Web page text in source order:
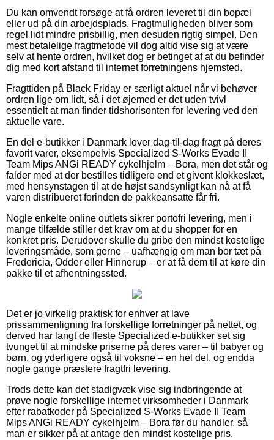
Du kan omvendt forsøge at få ordren leveret til din bopæl
eller ud på din arbejdsplads. Fragtmuligheden bliver som
regel lidt mindre prisbillig, men desuden rigtig simpel. Den
mest betalelige fragtmetode vil dog altid vise sig at være
selv at hente ordren, hvilket dog er betinget af at du befinder
dig med kort afstand til internet forretningens hjemsted.
Fragttiden på Black Friday er særligt aktuel når vi behøver
ordren lige om lidt, så i det øjemed er det uden tvivl
essentielt at man finder tidshorisonten for levering ved den
aktuelle vare.
En del e-butikker i Danmark lover dag-til-dag fragt på deres
favorit varer, eksempelvis Specialized S-Works Evade II
Team Mips ANGi READY cykelhjelm – Bora, men det står og
falder med at der bestilles tidligere end et givent klokkeslæt,
med hensynstagen til at de højst sandsynligt kan nå at få
varen distribueret forinden de pakkeansatte får fri.
Nogle enkelte online outlets sikrer portofri levering, men i
mange tilfælde stiller det krav om at du shopper for en
konkret pris. Derudover skulle du gribe den mindst kostelige
leveringsmåde, som gerne – uafhængig om man bor tæt på
Fredericia, Odder eller Hinnerup – er at få dem til at køre din
pakke til et afhentningssted.
Det er jo virkelig praktisk for enhver at lave
prissammenligning fra forskellige forretninger på nettet, og
derved har langt de fleste Specialized e-butikker set sig
tvunget til at mindske priserne på deres varer – til babyer og
børn, og yderligere også til voksne – en hel del, og endda
nogle gange præstere fragtfri levering.
Trods dette kan det stadigvæk vise sig indbringende at
prøve nogle forskellige internet virksomheder i Danmark
efter rabatkoder på Specialized S-Works Evade II Team
Mips ANGi READY cykelhjelm – Bora før du handler, så
man er sikker på at antage den mindst kostelige pris.